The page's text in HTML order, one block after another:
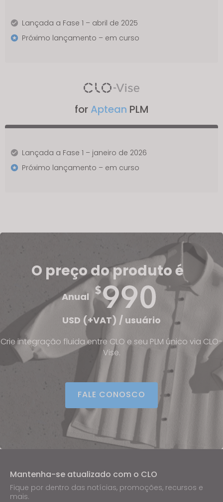
Lançada a Fase 1 – abril de 2025
Próximo lançamento – em curso
for Aptean PLM
Lançada a Fase 1 – janeiro de 2026
Próximo lançamento – em curso
O preço do produto é
Anual
USD (+VAT) / usuário
Crie integração fluida entre CLO e seu PLM único via CLO-
Vise.
FALE CONOSCO
Mantenha-se atualizado com o CLO
Fique por dentro das notícias, promoções, recursos e
mais.